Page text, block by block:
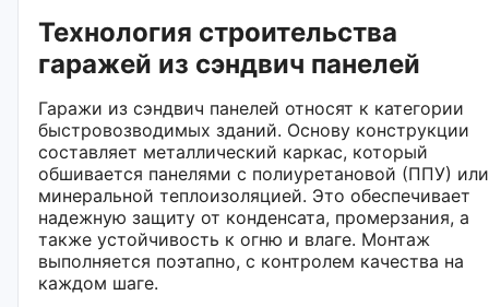
Технология строительства
гаражей из сэндвич панелей
Гаражи из сэндвич панелей относят к категории
быстровозводимых зданий. Основу конструкции
составляет металлический каркас, который
обшивается панелями с полиуретановой (ППУ) или
минеральной теплоизоляцией. Это обеспечивает
надежную защиту от конденсата, промерзания, а
также устойчивость к огню и влаге. Монтаж
выполняется поэтапно, с контролем качества на
каждом шаге.